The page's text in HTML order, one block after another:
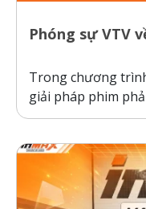
Phóng sự VTV
Trong chương
giải pháp phim
thiệu như một
nóng gay gắt. Thực